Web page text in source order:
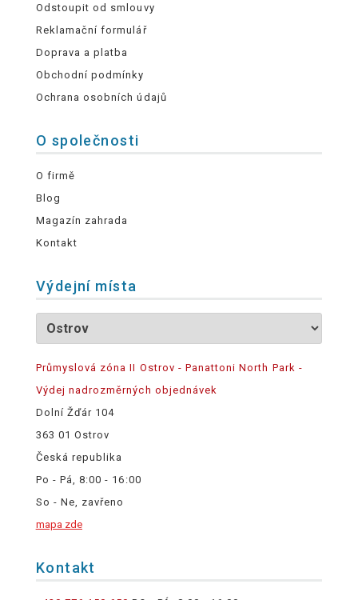
Odstoupit od smlouvy
Reklamační formulář
Doprava a platba
Obchodní podmínky
Ochrana osobních údajů
O společnosti
O firmě
Blog
Magazín zahrada
Kontakt
Výdejní místa
Průmyslová zóna II Ostrov - Panattoni North Park -
Výdej nadrozměrných objednávek
Dolní Žďár 104
363 01 Ostrov
Česká republika
Po - Pá, 8:00 - 16:00
So - Ne, zavřeno
mapa zde
Kontakt